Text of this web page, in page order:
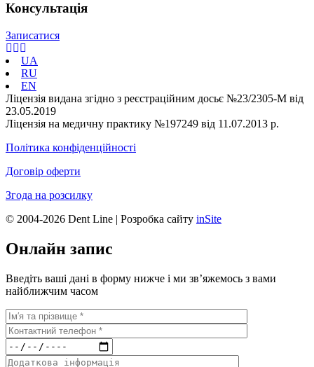
Консультація
Записатися
UA
RU
EN
Ліцензія видана згідно з реєстраційним досьє №23/2305-М від
23.05.2019
Ліцензія на медичну практику №197249 від 11.07.2013 р.
Політика конфіденційності
Договір оферти
Згода на розсилку
© 2004-2026 Dent Line | Розробка сайту inSite
Онлайн запис
Введіть ваші дані в форму нижче і ми зв’яжемось з вами
найближчим часом